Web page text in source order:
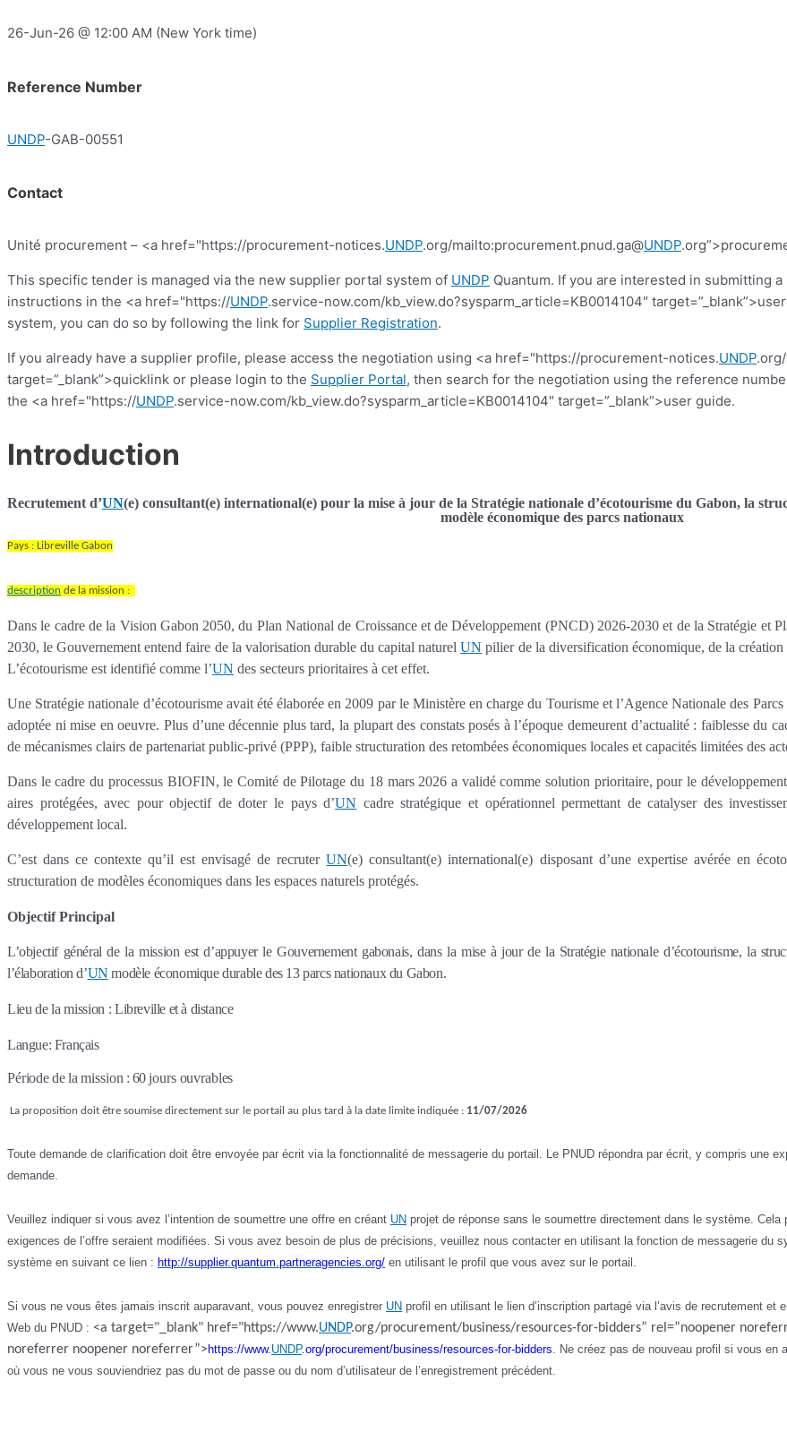
26-Jun-26 @ 12:00 AM (New York time)
Reference Number
UNDP-GAB-00551
Contact
Unité procurement – <a href="https://procurement-notices.UNDP.org/mailto:procurement.pnud.ga@UNDP
This specific tender is managed via the new supplier portal system of UNDP Quantum. If you are interested in submitting
instructions in the <a href="https://UNDP.service-now.com/kb_view.do?sysparm_article=KB0014104″
system, you can do so by following the link for Supplier Registration.
If you already have a supplier profile, please access the negotiation using <a href="https://procurement-notices.UNDP
target=”_blank”>quicklink or please login to the Supplier Portal, then search for the negotiation using the reference
the <a href="https://UNDP.service-now.com/kb_view.do?sysparm_article=KB0014104″ target=”_blank”>user guide.
Introduction
Recrutement d’UN(e) consultant(e) international(e) pour la mise à jour de la Stratégie nationale d’écotourisme du Gabon, la
modèle économique des parcs nationaux
Pays : Libreville Gabon
description de la mission :
Dans le cadre de la Vision Gabon 2050, du Plan National de Croissance et de Développement (PNCD) 2026-2030 et de la Stratégie
2030, le Gouvernement entend faire de la valorisation durable du capital naturelUN pilier de la diversification économique, de la
L’écotourisme est identifié comme l’UN des secteurs prioritaires à cet effet.
Une Stratégie nationale d’écotourisme avait été élaborée en 2009 par le Ministère en charge du Tourisme et l’Agence Nationale des
adoptée ni mise en oeuvre. Plus d’une décennie plus tard, la plupart des constats posés à l’époque demeurent d’actualité : faiblesse du
de mécanismes clairs de partenariat public-privé (PPP), faible structuration des retombées économiques locales et capacités limitées des
Dans le cadre du processus BIOFIN, le Comité de Pilotage du 18 mars 2026 a validé comme solution prioritaire, pour le
aires protégées, avec pour objectif de doter le pays d’UN cadre stratégique et opérationnel permettant de catalyser des
développement local.
C’est dans ce contexte qu’il est envisagé de recruterUN(e) consultant(e) international(e) disposant d’une expertise avérée en
structuration de modèles économiques dans les espaces naturels protégés.
Objectif Principal
L’objectif général de la mission est d’appuyer le Gouvernement gabonais, dans la mise à jour de la Stratégie nationale d’écotourisme, la
l’élaboration d’UN modèle économique durable des 13 parcs nationaux du Gabon.
Lieu de la mission : Libreville et à distance
Langue: Français
Périodedela mission : 60jours ouvrables
La proposition doit être soumise directement sur le portail au plus tard à la date limite indiquée : 11/07/2026
Toute demande de clarification doit être envoyée par écrit via la fonctionnalité de messagerie du portail. Le PNUD répondra par écrit, y compris une
demande.
Veuillez indiquer si vous avez l’intention de soumettre une offre en créant UN projet de réponse sans le soumettre directement dans le système.
exigences de l’offre seraient modifiées. Si vous avez besoin de plus de précisions, veuillez nous contacter en utilisant la fonction de messagerie du
système en suivant ce lien : http://supplier.quantum.partneragencies.org/ en utilisant le profil que vous avez sur le portail.
Si vous ne vous êtes jamais inscrit auparavant, vous pouvez enregistrer UN profil en utilisant le lien d’inscription partagé via l’avis de recrutement
Web du PNUD : <a target="_blank" href="https://www.UNDP.org/procurement/business/resources-for-bidders” rel=”noopener
noreferrer noopener noreferrer”> https://www.UNDP.org/procurement/business/resources-for-bidders. Ne créez pas de nouveau profil si vous en
où vous ne vous souviendriez pas du mot de passe ou du nom d’utilisateur de l’enregistrement précédent.